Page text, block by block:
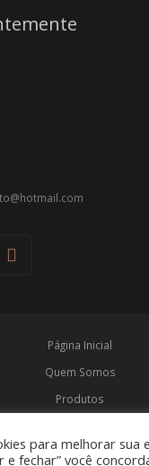
Página Inicial
Quem Somos
Produtos
Contato
para melhorar sua
e fechar” você